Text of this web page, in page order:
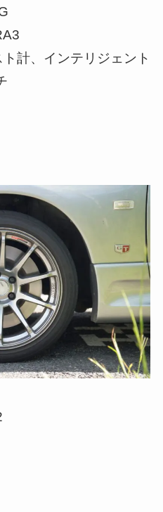
計、インテリジェント